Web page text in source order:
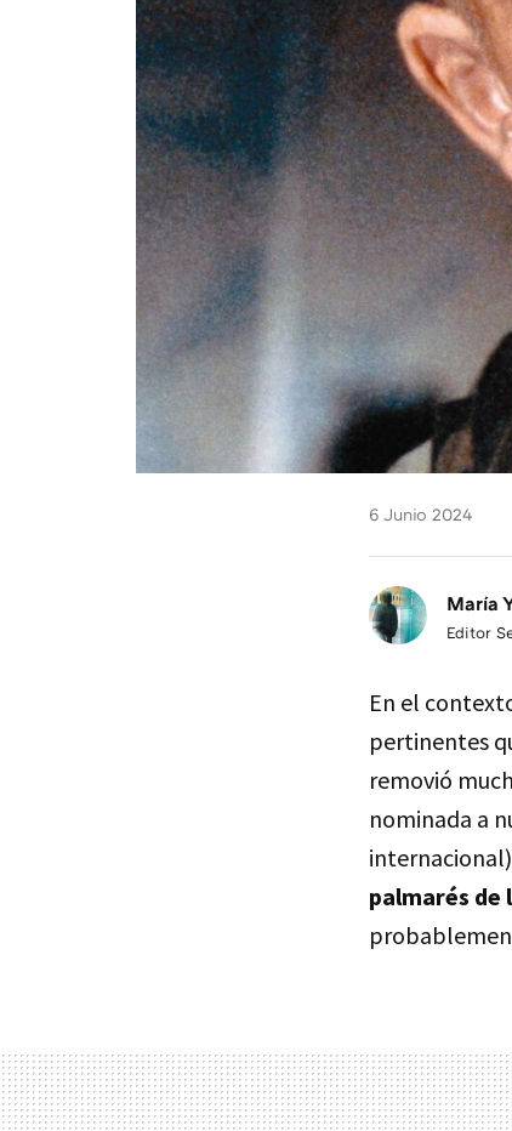
6 Junio 2024
María
Editor
En el
pertinentes
removió
nominada a
palmarés de